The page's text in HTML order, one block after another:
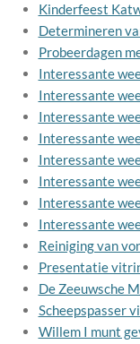
Kinderfeest
Determineren
Probeerdagen
Interessante
Interessante
Interessante
Interessante
Interessante
Interessante
Interessante
Interessante
Reiniging van
Presentatie
De Zeeuwsche
Scheepspasser
Willem I munt